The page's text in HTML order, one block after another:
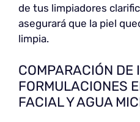
de tus limpiadores
asegurará que la piel
limpia.
COMPARACIÓN DE
FORMULACIONES
FACIAL Y AGUA